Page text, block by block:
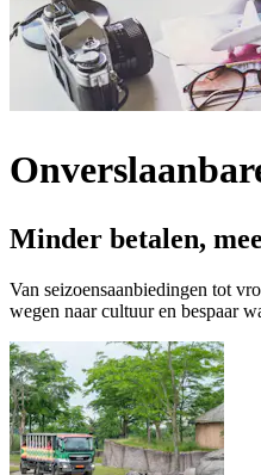
Minder betalen,
Van seizoensaanbiedingen tot
wegen naar cultuur en bespaar